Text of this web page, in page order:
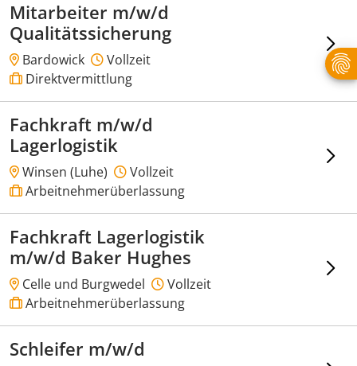
Mitarbeiter m/w/d
Qualitätssicherung
Bardowick
Vollzeit
Direktvermittlung
Fachkraft m/w/d
Lagerlogistik
Winsen (Luhe)
Vollzeit
Arbeitnehmerüberlassung
Fachkraft Lagerlogistik
m/w/d Baker Hughes
Celle und Burgwedel
Vollzeit
Arbeitnehmerüberlassung
Schleifer m/w/d